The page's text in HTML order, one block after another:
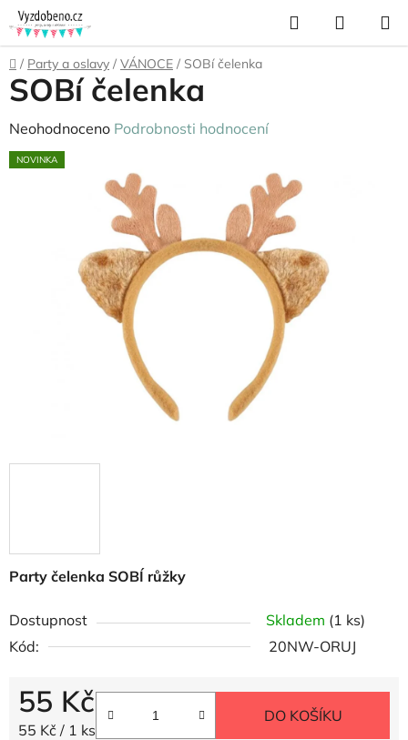
Přejít
na
obsah
Hledat
KOŠÍK
Domů
/ Party a oslavy / VÁNOCE / SOBí čelenka
Party čelenka SOBÍ růžky
Dostupnost Skladem (1 ks)
Kód:
20NW-ORUJ
55 Kč
Měrná cena:
55 Kč / 1 ks
DO KOŠÍKU
SOBí čelenka
Průměrné
hodnocení
Neohodnoceno Podrobnosti hodnocení
NOVINKA